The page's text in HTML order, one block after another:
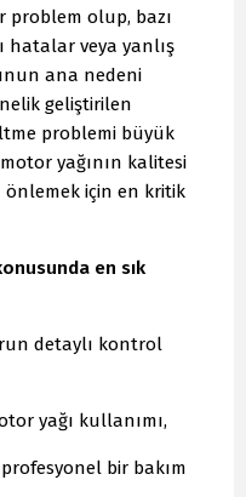
problem olup, bazı
veya yanlış
ana nedeni
geliştirilen
problemi büyük
yağının kalitesi
önlemek için en kritik
en sık
detaylı kontrol
yağı kullanımı,
bir bakım